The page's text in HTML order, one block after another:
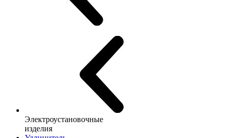
Электроустановочные
изделия